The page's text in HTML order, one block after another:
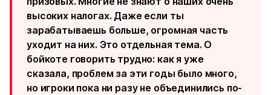
высоких налогах. Даже если ты
зарабатываешь больше, огромная часть
уходит на них. Это отдельная тема. О
бойкоте говорить трудно: как я уже
сказала, проблем за эти годы было много,
но игроки пока ни разу не объединились по-